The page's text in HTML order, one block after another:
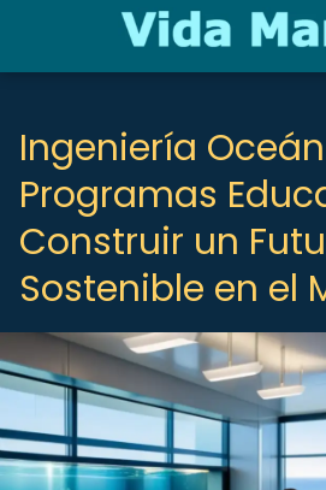
Ingeniería
Programas
Construir un
Sostenible en el